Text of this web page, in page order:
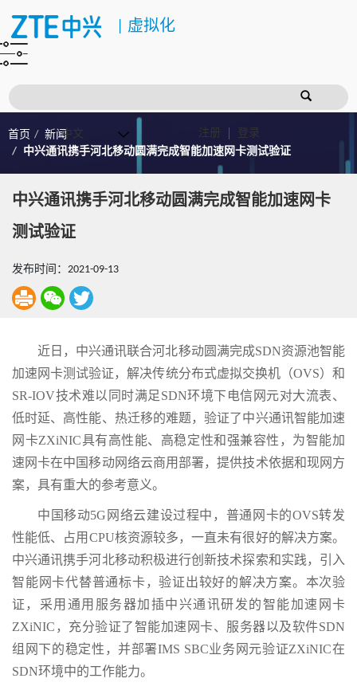
虚拟化
注册 登录
首页
新闻
中兴通讯携手河北移动圆满完成智能加速网卡测试验证
中兴通讯携手河北移动圆满完成智能加速网卡
测试验证
发布时间：2021-09-13
近日，中兴通讯联合河北移动圆满完成SDN资源池智能
加速网卡测试验证，解决传统分布式虚拟交换机（OVS）和
SR-IOV技术难以同时满足SDN环境下电信网元对大流表、
低时延、高性能、热迁移的难题，验证了中兴通讯智能加速
网卡ZXiNIC具有高性能、高稳定性和强兼容性，为智能加
速网卡在中国移动网络云商用部署，提供技术依据和现网方
案，具有重大的参考意义。
中国移动5G网络云建设过程中，普通网卡的OVS转发
性能低、占用CPU核资源较多，一直未有很好的解决方案。
中兴通讯携手河北移动积极进行创新技术探索和实践，引入
智能网卡代替普通标卡，验证出较好的解决方案。本次验
证，采用通用服务器加插中兴通讯研发的智能加速网卡
ZXiNIC，充分验证了智能加速网卡、服务器以及软件SDN
组网下的稳定性，并部署IMS SBC业务网元验证ZXiNIC在
SDN环境中的工作能力。